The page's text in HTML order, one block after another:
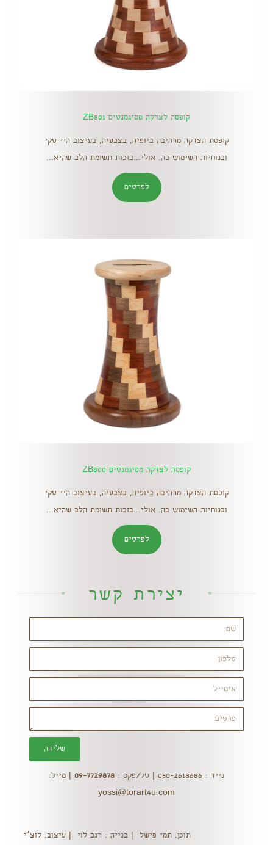
קופסה לצדקה מסיגמנטים ZB801
קופסת הצדקה מרהיבה ביופיה, בצבעיה, בעיצוב היי טקי
ובנוחיות השימוש בה. אולי…בזכות תשומת הלב שהיא...
לפרטים
קופסה לצדקה מסיגמנטים ZB800
קופסת הצדקה מרהיבה ביופיה, בצבעיה, בעיצוב היי טקי
ובנוחיות השימוש בה. אולי…בזכות תשומת הלב שהיא...
לפרטים
יצירת קשר
שליחה
נייד : 050-2618686 | טל/פקס : 09-7729878 | מייל:
yossi@torart4u.com
תוכן: תמי פישל | בנייה : רגב לוי | עיצוב: לוצ׳י